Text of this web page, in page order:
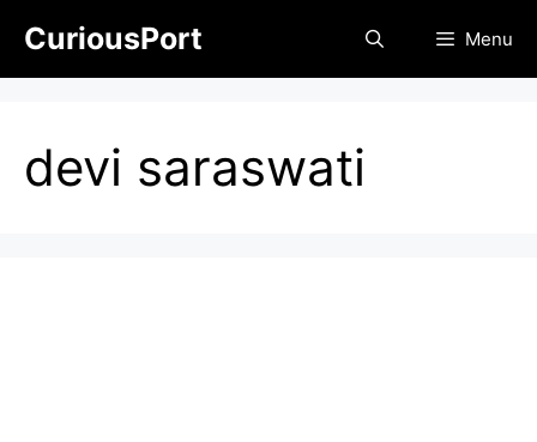
content
CuriousPort Menu
devi saraswati